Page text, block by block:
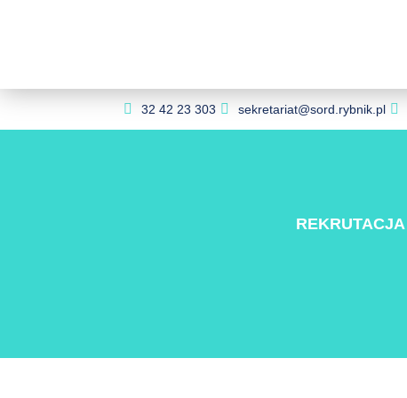
32 42 23 303 sekretariat@sord.rybnik.pl
REKRUTACJA